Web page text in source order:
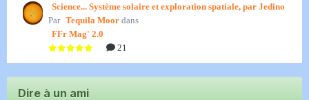
Science... Système solaire et exploration spatiale, par Jedino
Par Tequila Moor dans
FFr Mag' 2.0
21
Dire à un ami